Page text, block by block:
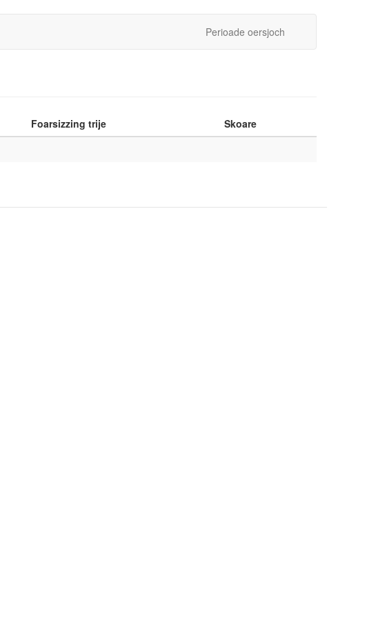
Perioade oersjoch
Foarsizzing trije
Skoare